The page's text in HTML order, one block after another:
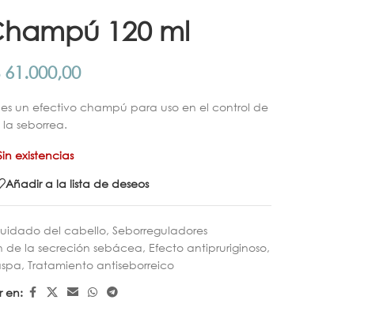
120 ml
61.000,00
un efectivo champú para uso en el control de
la seborrea.
existencias
Añadir a la lista de deseos
del cabello, Seborreguladores
de la secreción sebácea, Efecto antipruriginoso,
, Tratamiento antiseborreico
en: